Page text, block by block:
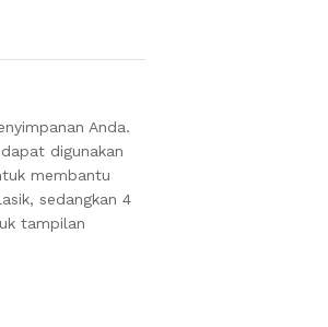
Anda.
digunakan
membantu
sedangkan 4
tampilan